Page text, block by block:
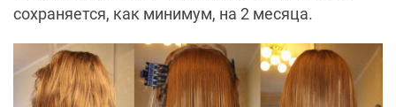
сохраняется, как минимум, на 2 месяца.